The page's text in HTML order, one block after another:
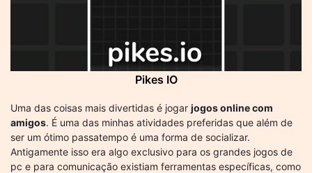
Pikes IO
Uma das coisas mais divertidas é jogar jogos online com
amigos. É uma das minhas atividades preferidas que além de
ser um ótimo passatempo é uma forma de socializar.
Antigamente isso era algo exclusivo para os grandes jogos de
pc e para comunicação existiam ferramentas específicas, como